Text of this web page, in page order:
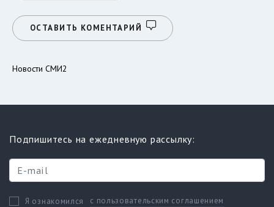
ОСТАВИТЬ КОМЕНТАРИЙ
Новости СМИ2
Подпишитесь на ежедневную рассылку:
Я ознакомился с пользовательским соглашением